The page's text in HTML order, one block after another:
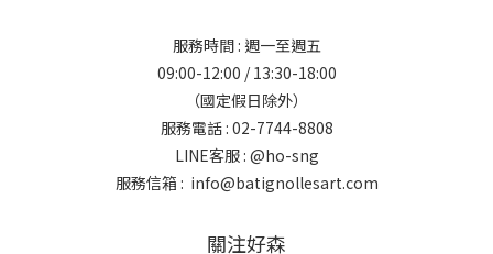
服務時間 : 週一至週五
09:00-12:00 / 13:30-18:00
（國定假日除外）
服務電話 : 02-7744-8808
LINE客服 : @ho-sng
服務信箱 : info@batignollesart.com
關注好森